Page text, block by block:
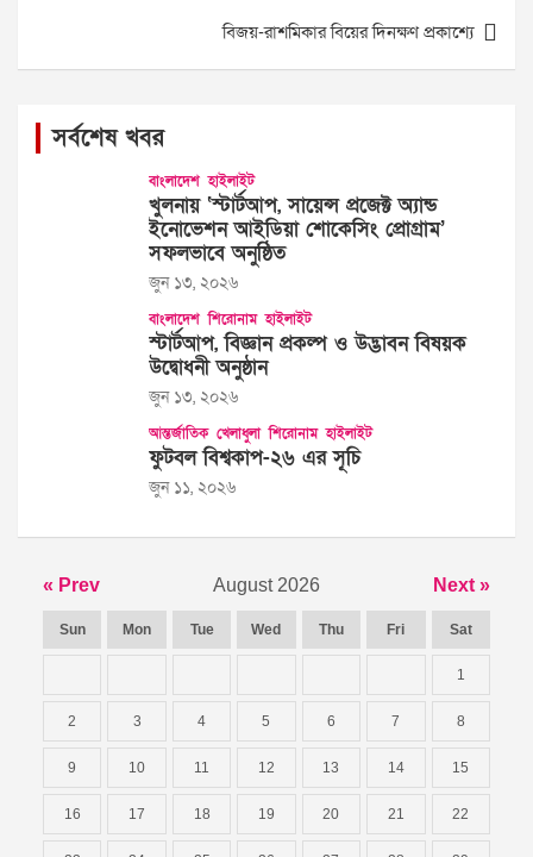
বিজয়-রাশমিকার বিয়ের দিনক্ষণ প্রকাশ্যে
সর্বশেষ খবর
বাংলাদেশ হাইলাইট
খুলনায় ‘স্টার্টআপ, সায়েন্স প্রজেক্ট অ্যান্ড
ইনোভেশন আইডিয়া শোকেসিং প্রোগ্রাম’
সফলভাবে অনুষ্ঠিত
জুন ১৩, ২০২৬
বাংলাদেশ শিরোনাম হাইলাইট
স্টার্টআপ, বিজ্ঞান প্রকল্প ও উদ্ভাবন বিষয়ক
উদ্বোধনী অনুষ্ঠান
জুন ১৩, ২০২৬
আন্তর্জাতিক খেলাধুলা শিরোনাম হাইলাইট
ফুটবল বিশ্বকাপ-২৬ এর সূচি
জুন ১১, ২০২৬
« Prev August 2026 Next »
Sun Mon Tue Wed Thu Fri Sat
1
2 3 4 5 6 7 8
9 10 11 12 13 14 15
16 17 18 19 20 21 22